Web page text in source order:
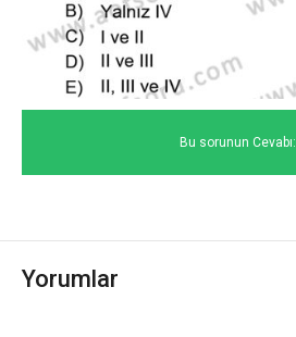
Bu sorunun Cevabı:
Yorumlar